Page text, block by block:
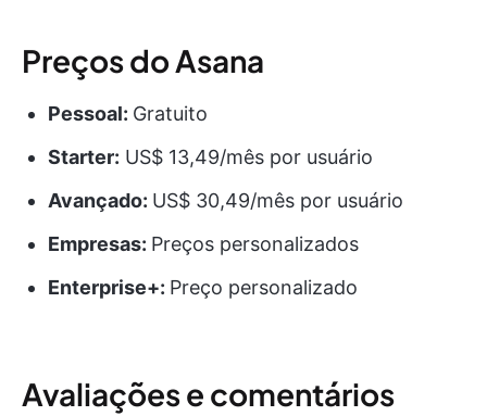
Preços do Asana
Pessoal: Gratuito
Starter: US$ 13,49/mês por usuário
Avançado: US$ 30,49/mês por usuário
Empresas: Preços personalizados
Enterprise+: Preço personalizado
Avaliações e comentários